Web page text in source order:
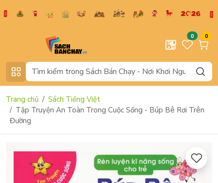
0 0
Trang chủ
Sách Tiếng Việt
Tập Truyện An Toàn Trong Cuộc Sống - Búp Bê Rơi Trên
Đường